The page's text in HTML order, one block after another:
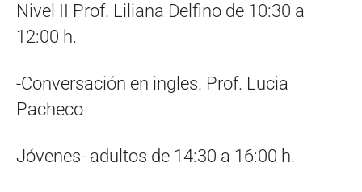
Nivel II Prof. Liliana Delfino de 10:30 a
12:00 h.
-Conversación en ingles. Prof. Lucia
Pacheco
Jóvenes- adultos de 14:30 a 16:00 h.